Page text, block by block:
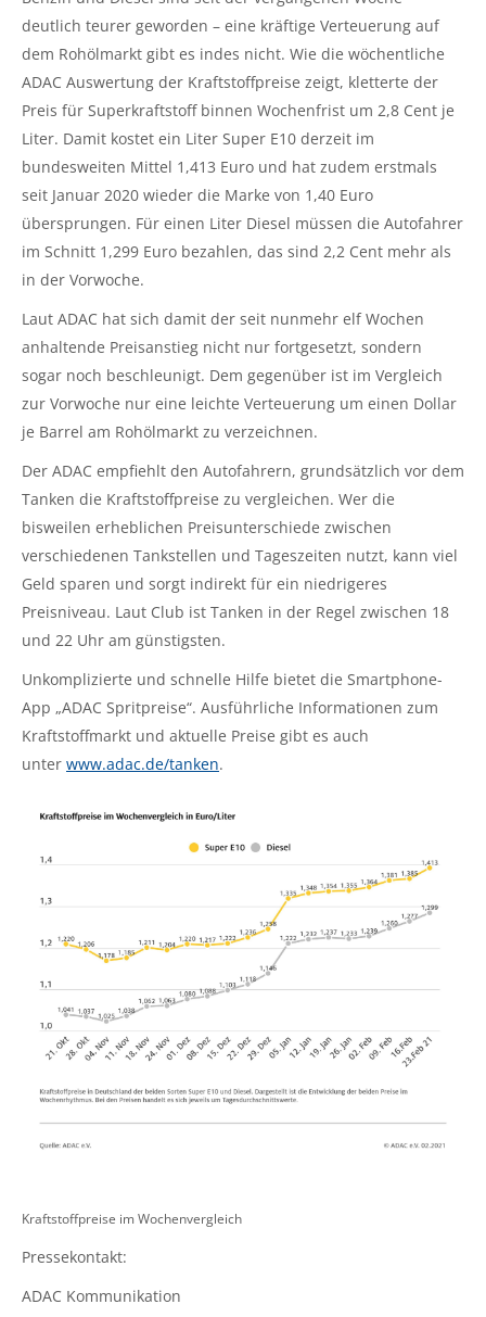
deutlich teurer geworden – eine kräftige Verteuerung auf
dem Rohölmarkt gibt es indes nicht. Wie die wöchentliche
ADAC Auswertung der Kraftstoffpreise zeigt, kletterte der
Preis für Superkraftstoff binnen Wochenfrist um 2,8 Cent je
Liter. Damit kostet ein Liter Super E10 derzeit im
bundesweiten Mittel 1,413 Euro und hat zudem erstmals
seit Januar 2020 wieder die Marke von 1,40 Euro
übersprungen. Für einen Liter Diesel müssen die Autofahrer
im Schnitt 1,299 Euro bezahlen, das sind 2,2 Cent mehr als
in der Vorwoche.
Laut ADAC hat sich damit der seit nunmehr elf Wochen
anhaltende Preisanstieg nicht nur fortgesetzt, sondern
sogar noch beschleunigt. Dem gegenüber ist im Vergleich
zur Vorwoche nur eine leichte Verteuerung um einen Dollar
je Barrel am Rohölmarkt zu verzeichnen.
Der ADAC empfiehlt den Autofahrern, grundsätzlich vor dem
Tanken die Kraftstoffpreise zu vergleichen. Wer die
bisweilen erheblichen Preisunterschiede zwischen
verschiedenen Tankstellen und Tageszeiten nutzt, kann viel
Geld sparen und sorgt indirekt für ein niedrigeres
Preisniveau. Laut Club ist Tanken in der Regel zwischen 18
und 22 Uhr am günstigsten.
Unkomplizierte und schnelle Hilfe bietet die Smartphone-
App „ADAC Spritpreise“. Ausführliche Informationen zum
Kraftstoffmarkt und aktuelle Preise gibt es auch
unter www.adac.de/tanken.
Kraftstoffpreise im Wochenvergleich
Pressekontakt:
ADAC Kommunikation